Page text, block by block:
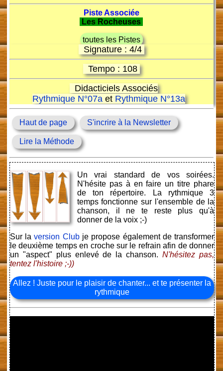
Piste Associée
Les Rocheuses
toutes les Pistes
Signature : 4/4
Tempo : 108
Didacticiels Associés
Rythmique N°07a et Rythmique N°13a
Haut de page S'incrire à la Newsletter
Lire la Méthode
Un vrai standard de vos soirées.
N'hésite pas à en faire un titre phare
de ton répertoire. La rythmique 3
temps fonctionne sur l'ensemble de la
chanson, il ne te reste plus qu'à
donner de la voix ;-)
Sur laversion Clubje propose également de transformer
le deuxième temps en croche sur le refrain afin de donner
un "aspect" plus enlevé de la chanson.N'hésitez pas,
tentez l'histoire ;-))
Allez ! Juste pour le plaisir de chanter... et te présenter la
rythmique